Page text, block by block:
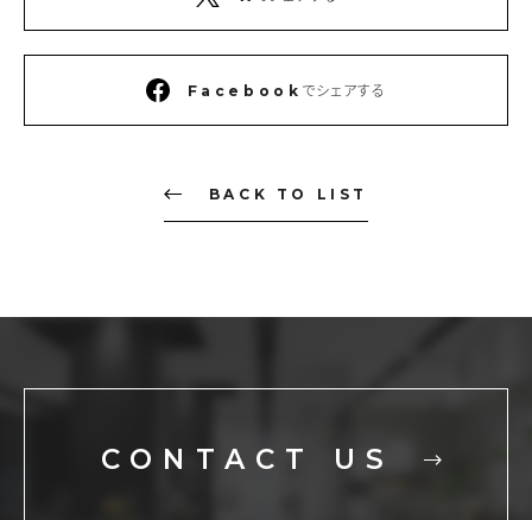
Facebook でシェアする
BACK TO LIST
CONTACT US